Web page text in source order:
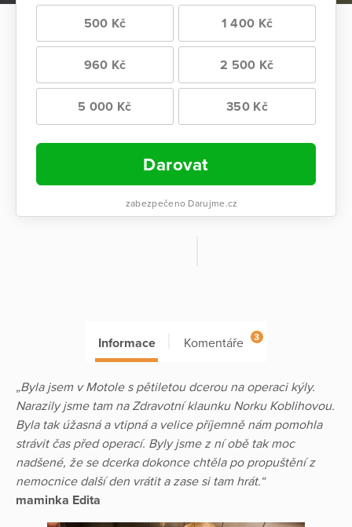
500 Kč 1 400 Kč
960 Kč 2 500 Kč
5 000 Kč 350 Kč
Darovat
zabezpečeno Darujme.cz
Informace Komentáře 3
„Byla jsem v Motole s pětiletou dcerou na operaci kýly.
Narazily jsme tam na Zdravotní klaunku Norku Koblihovou.
Byla tak úžasná a vtipná a velice příjemně nám pomohla
strávit čas před operací. Byly jsme z ní obě tak moc
nadšené, že se dcerka dokonce chtěla po propuštění z
nemocnice další den vrátit a zase si tam hrát.“
maminka Edita